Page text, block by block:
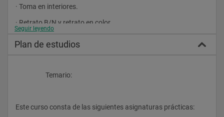
· Toma en interiores.
· Retrato B/N y retrato en color.
· Fotohistoria y fotonovela.
· Foto fija en cortometraje de ficción.
Seguir leyendo
Plan de estudios
                    Temario:
Este curso consta de las siguientes asignaturas prácticas: